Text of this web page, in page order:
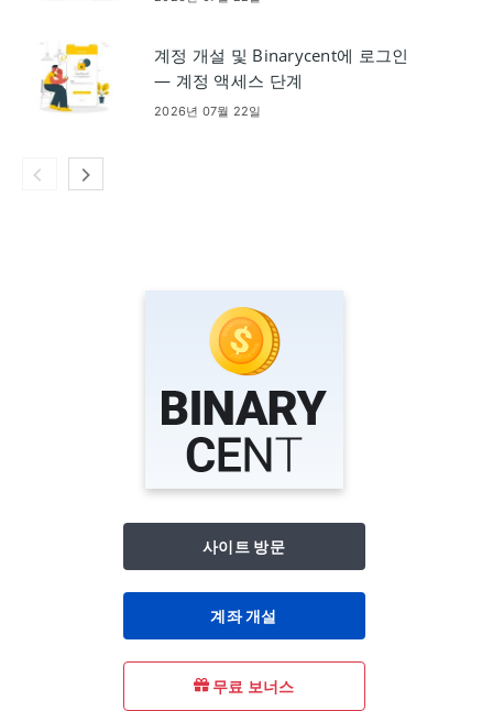
계정 개설 및 Binarycent에 로그인
— 계정 액세스 단계
2026년 07월 22일
사이트 방문
계좌 개설
무료 보너스